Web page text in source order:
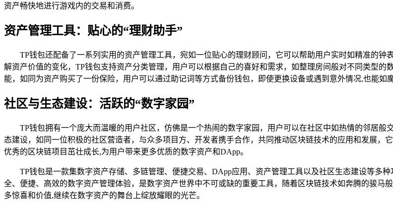
资产畅快地进行游戏内的交易和消费。
资产管理工具：贴心的“理财助手”
TP钱包还配备了一系列实用的资产管理工具，宛如一位贴心的理财顾问，它可以帮助用户实时如精准的
解资产价值的变化，TP钱包支持资产分类管理，用户可以根据自己的喜好和需求，如整理房间般对不同类型
能，如同为资产购买了一份保险，用户可以通过助记词等方式备份钱包，即使更换设备或遇到意外情况,也能如
社区与生态建设：活跃的“数字家园”
TP钱包拥有一个庞大而温暖的用户社区，仿佛是一个热闹的数字家园，用户可以在社区中如热情的邻居
态建设，如同一位积极的社区营造者，与众多项目方、开发者携手合作，共同推动区块链技术的应用和发展，
优秀的区块链项目茁壮成长,为用户带来更多优质的数字资产和DApp。
TP钱包是一款集数字资产存储、多链管理、便捷交易、DApp应用、资产管理工具以及社区生态建设等多
全、便捷、高效的数字资产管理体验，是数字资产世界中不可或缺的重要工具，随着区块链技术如奔腾的骏马
多惊喜和价值,继续在数字资产的舞台上绽放耀眼的光芒。